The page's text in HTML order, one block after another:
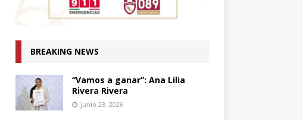
BREAKING NEWS
“Vamos a ganar”: Ana Lilia
Rivera Rivera
junio 28, 2026